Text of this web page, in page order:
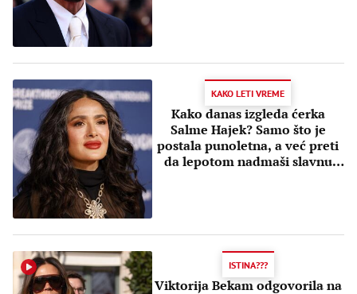
KAKO LETI VREME
Kako danas izgleda ćerka
Salme Hajek? Samo što je
postala punoletna, a već preti
da lepotom nadmaši slavnu
ISTINA???
Viktorija Bekam odgovorila na